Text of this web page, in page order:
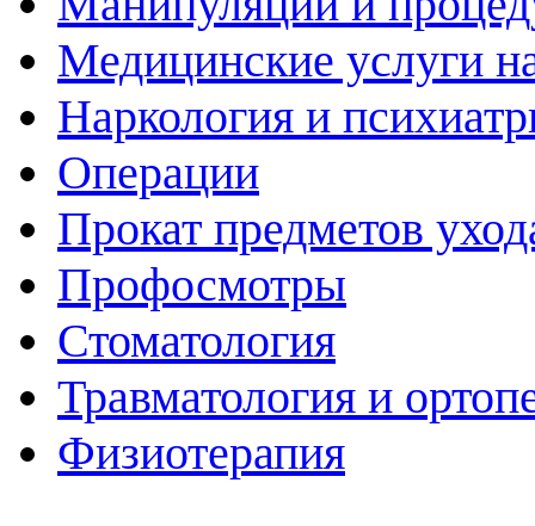
Медицинские услуги
Наркология и
Операции
Прокат предметов
Профосмотры
Стоматология
Травматология и
Физиотерапия